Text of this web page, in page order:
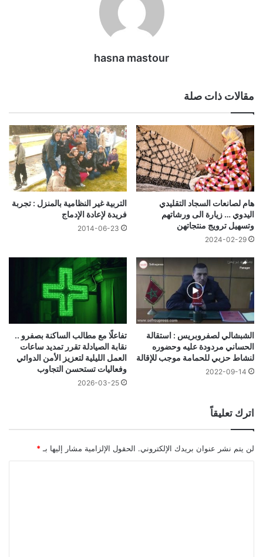
hasna mastour
مقالات ذات صلة
هام لصانعات السجاد التقليدي
اليدوي … زيارة الى ورشاتهم
وتسهيل ترويج منتجاتهن
2024-02-29
التربية غير النظامية بالمنزل : تجربة
فريدة لإعادة الإدماج
2014-06-23
الشبشالي لصفروبريس : استقالة
الحساني مردودة عليه وحضوره
لنشاط حزبي للحمامة موجب للإقالة
2022-09-14
تفاعلًا مع مطالب الساكنة بصفرو ..
نقابة الصيادلة تقرر تمديد ساعات
العمل الليلية لتعزيز الأمن الدوائي
وفعاليات تستحسن التجاوب
2026-03-25
اترك تعليقاً
لن يتم نشر عنوان بريدك الإلكتروني. الحقول الإلزامية مشار إليها بـ *